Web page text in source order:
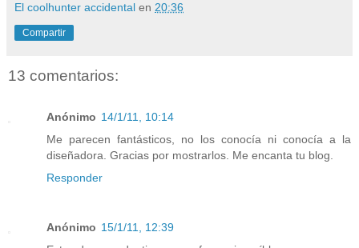
El coolhunter accidental en 20:36
Compartir
13 comentarios:
Anónimo 14/1/11, 10:14
Me parecen fantásticos, no los conocía ni conocía a la
diseñadora. Gracias por mostrarlos. Me encanta tu blog.
Responder
Anónimo 15/1/11, 12:39